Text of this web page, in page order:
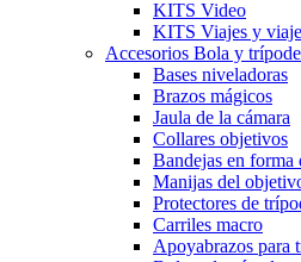
KITS Video
KITS Viajes y
Accesorios Bola y
Bases niveladoras
Brazos mágicos
Jaula de la cámara
Collares objetivos
Bandejas en
Manijas del
Protectores de
Carriles macro
Apoyabrazos para